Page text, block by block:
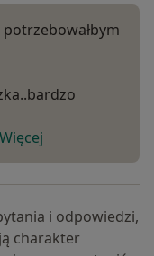
Więcej
i odpowiedzi,
charakter